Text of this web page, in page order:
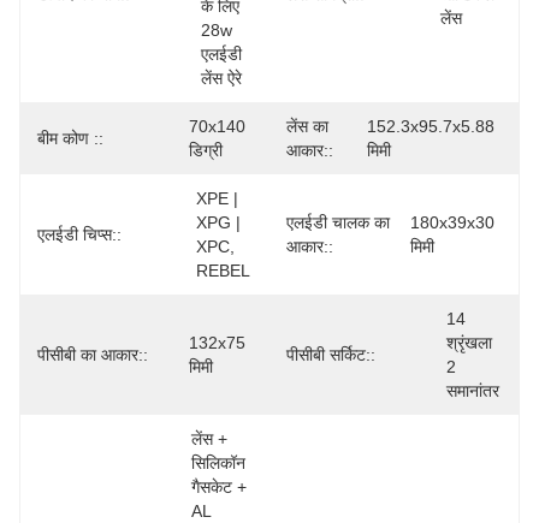
के लिए
28w
एलईडी
लेंस ऐरे
लेंस
बीम कोण ::
70x140
डिग्री
लेंस का
आकार::
152.3x95.7x5.88
मिमी
एलईडी चिप्स::
XPE |
XPG |
XPC,
REBEL
एलईडी चालक का
आकार::
180x39x30
मिमी
पीसीबी का आकार::
132x75
मिमी
पीसीबी सर्किट::
14
श्रृंखला
2
समानांतर
लेंस +
सिलिकॉन
गैसकेट +
AL